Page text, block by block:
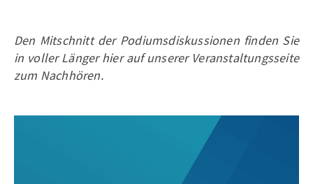
Den Mitschnitt der Podiumsdiskussionen finden Sie
in voller Länger hier auf unserer Veranstaltungsseite
zum Nachhören.